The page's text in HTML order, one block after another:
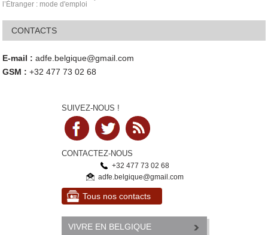
l’Étranger : mode d'emploi
CONTACTS
E-mail : adfe.belgique@gmail.com
GSM : +32 477 73 02 68
SUIVEZ-NOUS !
CONTACTEZ-NOUS
+32 477 73 02 68
adfe.belgique@gmail.com
Tous nos contacts
VIVRE EN BELGIQUE